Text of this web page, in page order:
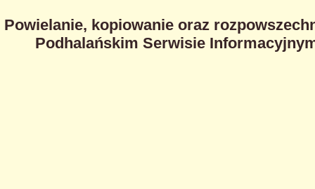
Powielanie, kopiowanie oraz
Podhalańskim Serwisie